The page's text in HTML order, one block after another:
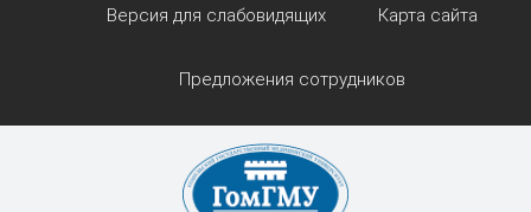
Версия для слабовидящих Карта сайта
Предложения сотрудников